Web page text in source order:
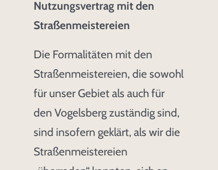
Nutzungsvertrag mit den
Straßenmeistereien
Die Formalitäten mit den
Straßenmeistereien, die sowohl
für unser Gebiet als auch für
den Vogelsberg zuständig sind,
sind insofern geklärt, als wir die
Straßenmeistereien